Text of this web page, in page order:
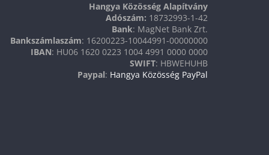
Hangya Közösség Alapítvány
Adószám: 18732993-1-42
Bank: MagNet Bank Zrt.
Bankszámlaszám: 16200223-10044991-00000000
IBAN: HU06 1620 0223 1004 4991 0000 0000
SWIFT: HBWEHUHB
Paypal: Hangya Közösség PayPal